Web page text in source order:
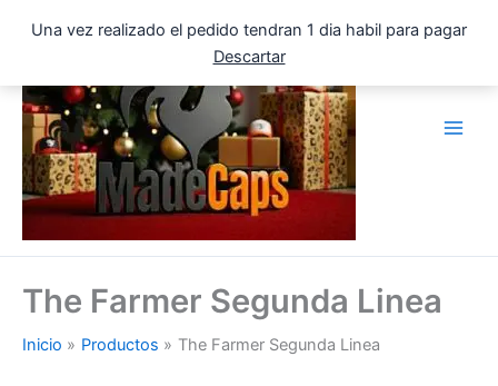
Una vez realizado el pedido tendran 1 dia habil para pagar
Descartar
The Farmer Segunda Linea
Inicio Productos The Farmer Segunda Linea